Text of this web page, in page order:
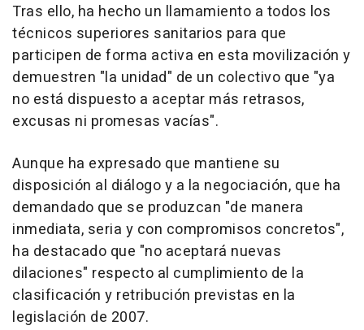
Tras ello, ha hecho un llamamiento a todos los
técnicos superiores sanitarios para que
participen de forma activa en esta movilización y
demuestren "la unidad" de un colectivo que "ya
no está dispuesto a aceptar más retrasos,
excusas ni promesas vacías".
Aunque ha expresado que mantiene su
disposición al diálogo y a la negociación, que ha
demandado que se produzcan "de manera
inmediata, seria y con compromisos concretos",
ha destacado que "no aceptará nuevas
dilaciones" respecto al cumplimiento de la
clasificación y retribución previstas en la
legislación de 2007.